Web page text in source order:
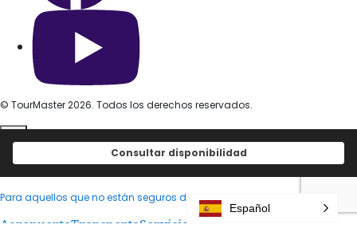
Consultar disponibilidad
© TourMaster 2026. Todos los derechos reservados.
"Me preocupa mudarme y hacer arreglos en mi primer lugar..."
Para aquellos que no están seguros de su viaje después de su llegada
Español